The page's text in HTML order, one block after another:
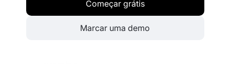
Começar grátis
Marcar uma demo